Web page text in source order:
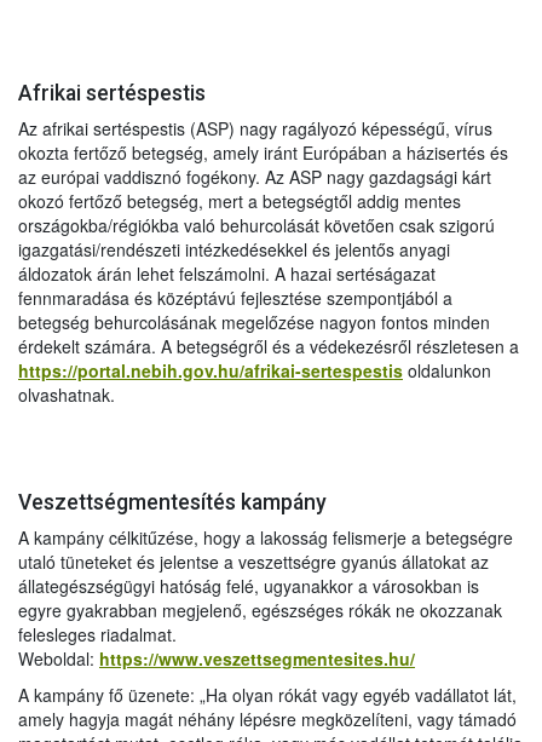
Afrikai sertéspestis
Az afrikai sertéspestis (ASP) nagy ragályozó képességű, vírus
okozta fertőző betegség, amely iránt Európában a házisertés és
az európai vaddisznó fogékony. Az ASP nagy gazdagsági kárt
okozó fertőző betegség, mert a betegségtől addig mentes
országokba/régiókba való behurcolását követően csak szigorú
igazgatási/rendészeti intézkedésekkel és jelentős anyagi
áldozatok árán lehet felszámolni. A hazai sertéságazat
fennmaradása és középtávú fejlesztése szempontjából a
betegség behurcolásának megelőzése nagyon fontos minden
érdekelt számára. A betegségről és a védekezésről részletesen a
https://portal.nebih.gov.hu/afrikai-sertespestis oldalunkon
olvashatnak.
Veszettségmentesítés kampány
A kampány célkitűzése, hogy a lakosság felismerje a betegségre
utaló tüneteket és jelentse a veszettségre gyanús állatokat az
állategészségügyi hatóság felé, ugyanakkor a városokban is
egyre gyakrabban megjelenő, egészséges rókák ne okozzanak
felesleges riadalmat.
Weboldal: https://www.veszettsegmentesites.hu/
A kampány fő üzenete: „Ha olyan rókát vagy egyéb vadállatot lát,
amely hagyja magát néhány lépésre megközelíteni, vagy támadó